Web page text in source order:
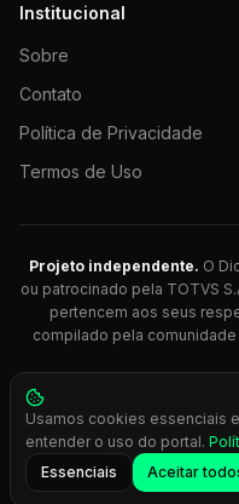
Institucional
Sobre
Contato
Política de Privacidade
Termos de Uso
Projeto independente. O
ou patrocinado pela TOTVS
pertencem aos seus
compilado pela
© 2026 Dicionário Dev.
Protheus.
Press
Usamos cookies essenciais
entender o uso do portal.
Essenciais
Aceitar